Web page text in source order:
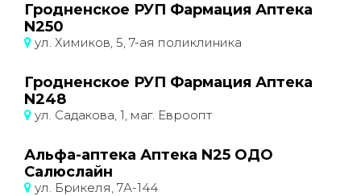
Гродненское РУП Фармация Аптека
N250
ул. Химиков, 5, 7-ая поликлиника
Гродненское РУП Фармация Аптека
N248
ул. Садакова, 1, маг. Евроопт
Альфа-аптека Аптека N25 ОДО
Салюслайн
ул. Брикеля, 7А-144